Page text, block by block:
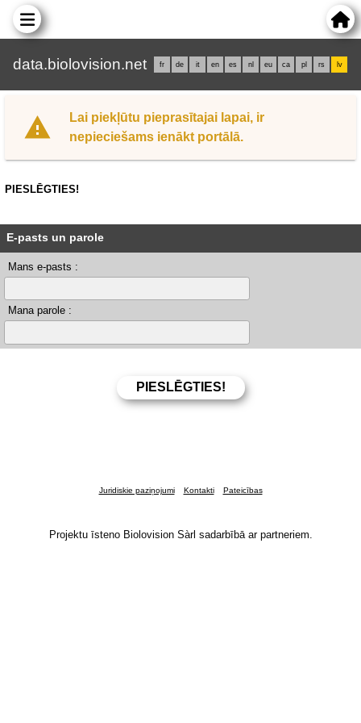
data.biolovision.net fr de it en es nl eu ca pl rs lv
Lai piekļūtu pieprasītajai lapai, ir
nepieciešams ienākt portālā.
PIESLĒGTIES!
E-pasts un parole
Mans e-pasts :
Mana parole :
Juridiskie paziņojumi Kontakti Pateicības
Projektu īsteno Biolovision Sàrl sadarbībā ar partneriem.